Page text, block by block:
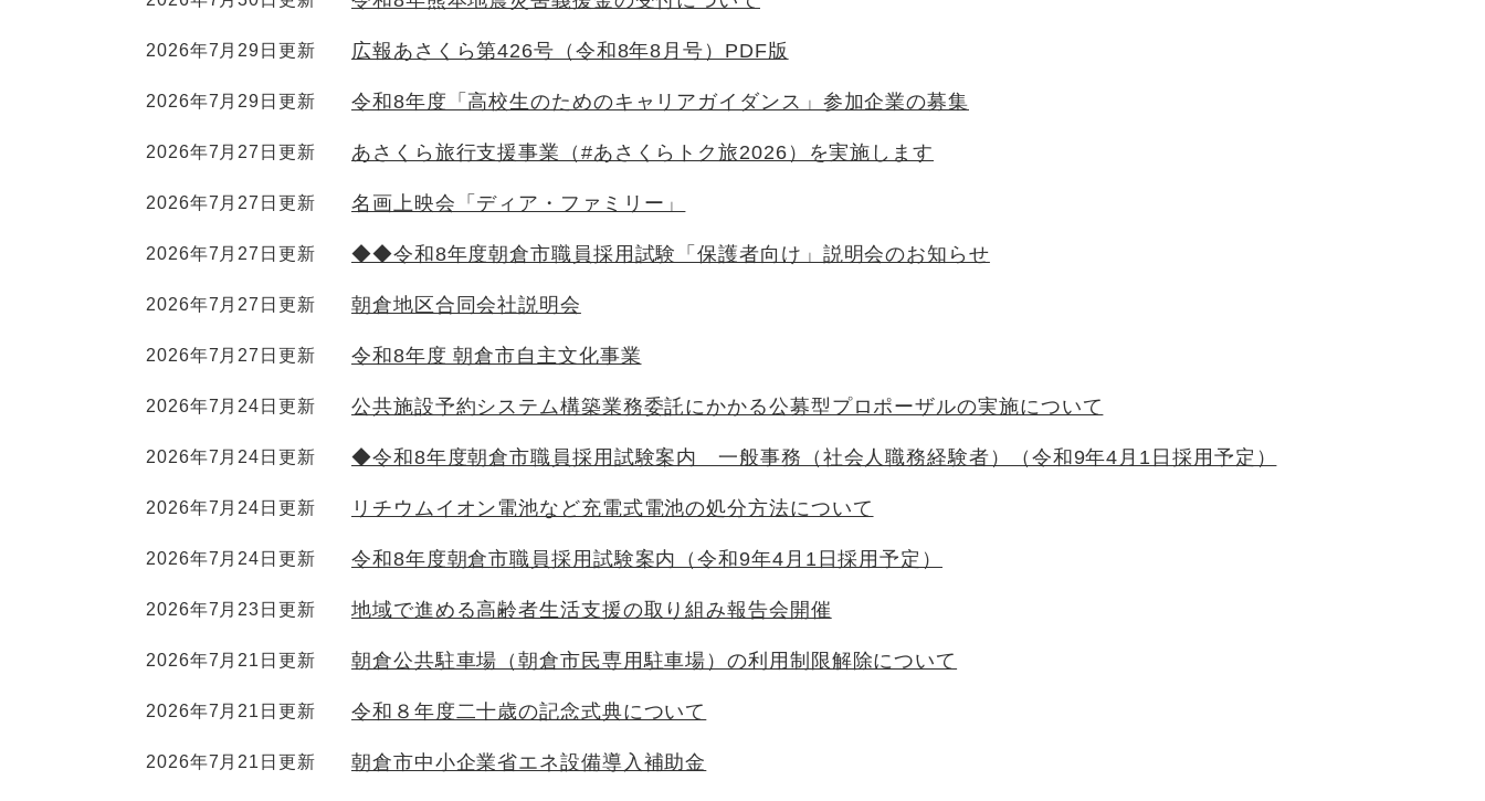
2026年7月29日更新 広報あさくら第426号（令和8年8月号）PDF版
2026年7月29日更新 令和8年度「高校生のためのキャリアガイダンス」参加企業の募集
2026年7月27日更新 あさくら旅行支援事業（#あさくらトク旅2026）を実施します
2026年7月27日更新 名画上映会「ディア・ファミリー」
2026年7月27日更新 ◆◆令和8年度朝倉市職員採用試験「保護者向け」説明会のお知らせ
2026年7月27日更新 朝倉地区合同会社説明会
2026年7月27日更新 令和8年度 朝倉市自主文化事業
2026年7月24日更新 公共施設予約システム構築業務委託にかかる公募型プロポーザルの実施について
2026年7月24日更新 ◆令和8年度朝倉市職員採用試験案内 一般事務（社会人職務経験者）（令和9年4月1日採用予定）
2026年7月24日更新 リチウムイオン電池など充電式電池の処分方法について
2026年7月24日更新 令和8年度朝倉市職員採用試験案内（令和9年4月1日採用予定）
2026年7月23日更新 地域で進める高齢者生活支援の取り組み報告会開催
2026年7月21日更新 朝倉公共駐車場（朝倉市民専用駐車場）の利用制限解除について
2026年7月21日更新 令和８年度二十歳の記念式典について
2026年7月21日更新 朝倉市中小企業省エネ設備導入補助金